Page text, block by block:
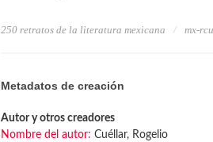
250 retratos de la literatura mexicana mx-
Metadatos de creación
Autor y otros creadores
Nombre del autor: Cuéllar, Rogelio